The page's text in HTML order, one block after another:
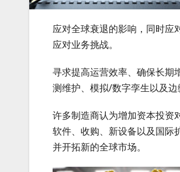
应对全球衰退的影响，同时应
应对业务挑战。
寻求提高运营效率、确保长期
测维护、模拟/数字孪生以及
许多制造商认为增加资本投资
软件、收购、新设备以及国际
并开拓新的全球市场。